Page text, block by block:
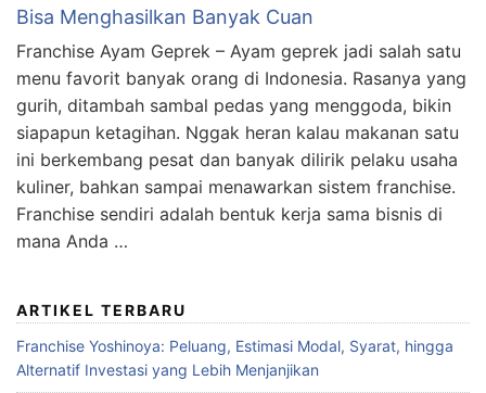
Bisa Menghasilkan Banyak Cuan
Franchise Ayam Geprek – Ayam geprek jadi salah satu
menu favorit banyak orang di Indonesia. Rasanya yang
gurih, ditambah sambal pedas yang menggoda, bikin
siapapun ketagihan. Nggak heran kalau makanan satu
ini berkembang pesat dan banyak dilirik pelaku usaha
kuliner, bahkan sampai menawarkan sistem franchise.
Franchise sendiri adalah bentuk kerja sama bisnis di
mana Anda …
ARTIKEL TERBARU
Franchise Yoshinoya: Peluang, Estimasi Modal, Syarat, hingga
Alternatif Investasi yang Lebih Menjanjikan